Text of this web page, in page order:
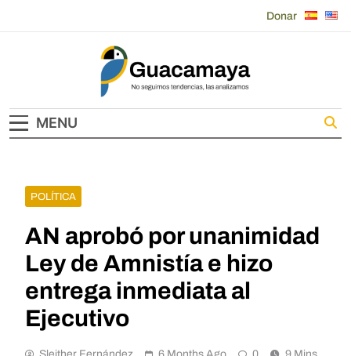
Donar
Guacamaya
MENU
POLÍTICA
AN aprobó por unanimidad
Ley de Amnistía e hizo
entrega inmediata al
Ejecutivo